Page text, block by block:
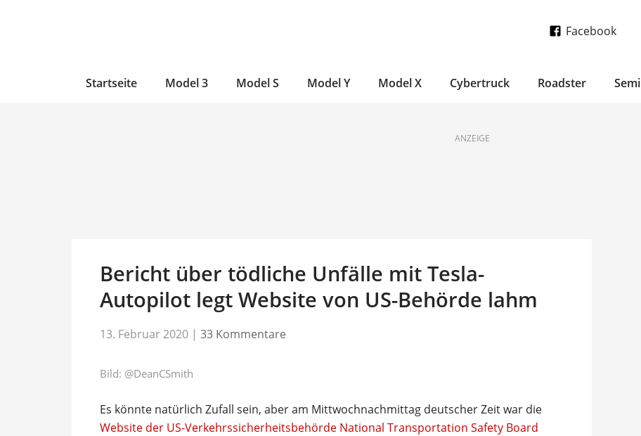
Facebook
Startseite Model 3 Model S Model Y Model X Cybertruck Roadster Semi
ANZEIGE
Bericht über tödliche Unfälle mit Tesla-
Autopilot legt Website von US-Behörde lahm
13. Februar 2020 | 33 Kommentare
Bild: @DeanCSmith
Es könnte natürlich Zufall sein, aber am Mittwochnachmittag deutscher Zeit war die
Website der US-Verkehrssicherheitsbehörde National Transportation Safety Board